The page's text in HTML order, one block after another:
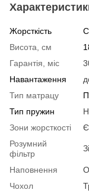
Жорсткість
Висота, см
Гарантія, міс
Навантаження
Тип матрацу
Тип пружин
Зони жорсткості
Розумний
фільтр
Наповнення
Чохол